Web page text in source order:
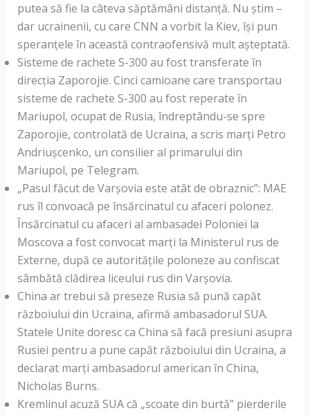
putea să fie la câteva săptămâni distanță. Nu știm –
dar ucrainenii, cu care CNN a vorbit la Kiev, își pun
speranțele în această contraofensivă mult așteptată.
Sisteme de rachete S-300 au fost transferate în
direcția Zaporojie. Cinci camioane care transportau
sisteme de rachete S-300 au fost reperate în
Mariupol, ocupat de Rusia, îndreptându-se spre
Zaporojie, controlată de Ucraina, a scris marți Petro
Andriușcenko, un consilier al primarului din
Mariupol, pe Telegram.
„Pasul făcut de Varşovia este atât de obraznic”: MAE
rus îl convoacă pe însărcinatul cu afaceri polonez.
Însărcinatul cu afaceri al ambasadei Poloniei la
Moscova a fost convocat marţi la Ministerul rus de
Externe, după ce autorităţile poloneze au confiscat
sâmbătă clădirea liceului rus din Varşovia.
China ar trebui să preseze Rusia să pună capăt
războiului din Ucraina, afirmă ambasadorul SUA.
Statele Unite doresc ca China să facă presiuni asupra
Rusiei pentru a pune capăt războiului din Ucraina, a
declarat marți ambasadorul american în China,
Nicholas Burns.
Kremlinul acuză SUA că „scoate din burtă” pierderile